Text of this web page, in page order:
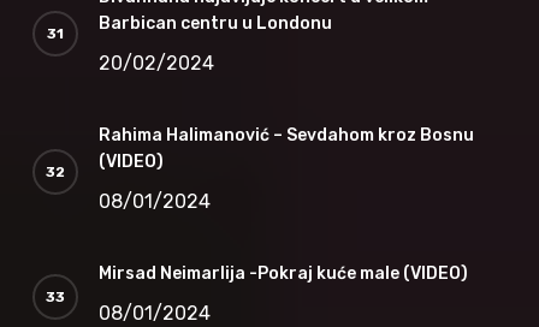
Barbican centru u Londonu
20/02/2024
Rahima Halimanović – Sevdahom kroz Bosnu
(VIDEO)
08/01/2024
Mirsad Neimarlija -Pokraj kuće male (VIDEO)
08/01/2024